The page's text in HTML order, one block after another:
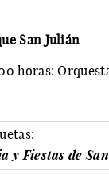
San Julián
horas:
y Fiestas de